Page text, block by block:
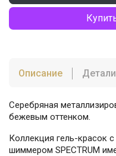
Описание
Серебряная
бежевым оттенком.
Коллекция гель-красок
шиммером SPECTRUM